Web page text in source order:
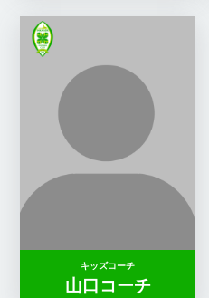
キッズコーチ
山口コーチ